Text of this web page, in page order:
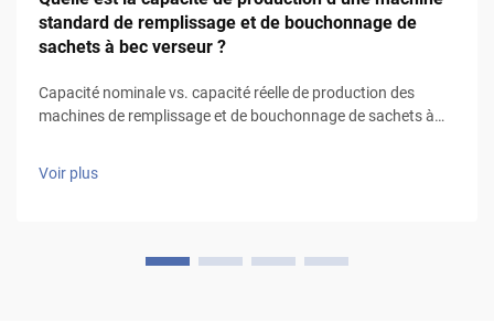
standard de remplissage et de bouchonnage de
sachets à bec verseur ?
Capacité nominale vs. capacité réelle de production des
machines de remplissage et de bouchonnage de sachets à
fabricant et le débit opérationnel durable intégré à la ligne.
Les vitesses annoncées par les fabricants ne reflètent pas la
Voir plus